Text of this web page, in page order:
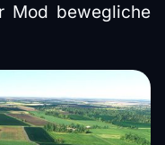
Mod bewegliche